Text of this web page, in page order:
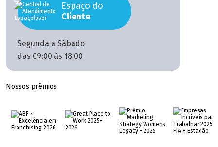
Espaço do
Cliente
Segunda a Sábado
das 09:00 às 18:00
Nossos prêmios